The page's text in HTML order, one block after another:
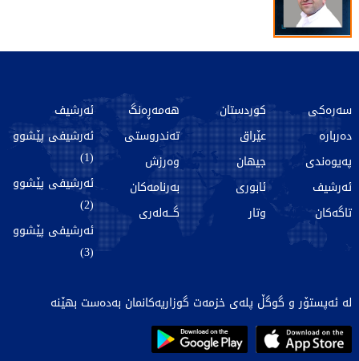
سەرەکی
دەربارە
پەیوەندی
ئەرشیف
تاگەکان
کوردستان
عێراق
جیهان
ئابوری
وتار
هەمەڕەنگ
تەندروستی
وەرزش
بەرنامەکان
گـــەلەری
ئەرشیف
ئەرشیفی پێشوو
(1)
ئەرشیفی پێشوو
(2)
ئەرشیفی پێشوو
(3)
لە ئەپستۆر و گوگڵ پلەی خزمەت گوزاریەکانمان بەدەست بهێنە